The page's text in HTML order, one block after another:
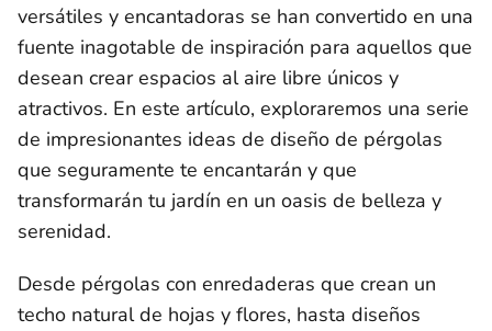
versátiles y encantadoras se han convertido en una
fuente inagotable de inspiración para aquellos que
desean crear espacios al aire libre únicos y
atractivos. En este artículo, exploraremos una serie
de impresionantes ideas de diseño de pérgolas
que seguramente te encantarán y que
transformarán tu jardín en un oasis de belleza y
serenidad.
Desde pérgolas con enredaderas que crean un
techo natural de hojas y flores, hasta diseños